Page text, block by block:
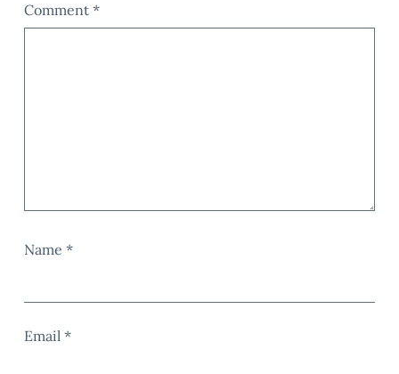
Comment *
Name *
Email *